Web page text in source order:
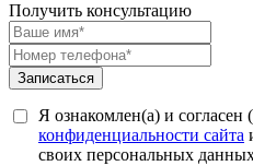
Получить консультацию
Записаться
Я ознакомлен(а) и согласен
конфиденциальности сайта
своих персональных